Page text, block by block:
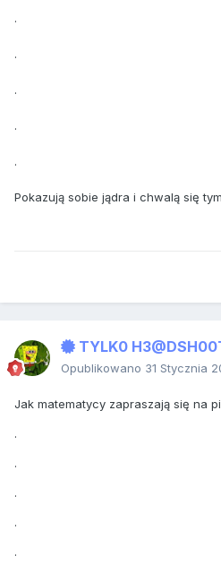
.
.
.
.
.
Pokazują sobie jądra i chwalą się
TYLK0
Opublikowano 31 Stycznia
Jak matematycy zapraszają się na
.
.
.
.
.